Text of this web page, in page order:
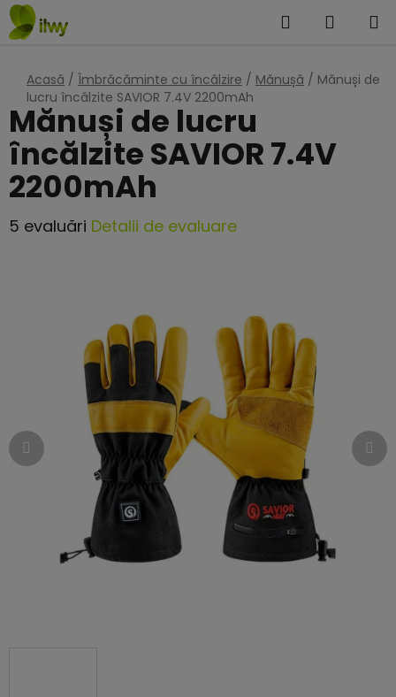
Treci
la
CăutareCOŞ
Acasă / Îmbrăcăminte cu încălzire / Mănușă / Mănuși de
lucru încălzite SAVIOR 7.4V 2200mAh
Mănuși de lucru
încălzite SAVIOR 7.4V
2200mAh
Evaluarea
stele.
5 evaluări Detalii de evaluare